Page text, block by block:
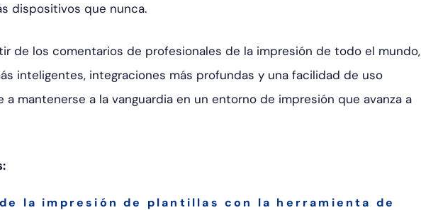
dispositivos que nunca.
de los comentarios de profesionales de la impresión de todo el mundo,
inteligentes, integraciones más profundas y una facilidad de uso
a mantenerse a la vanguardia en un entorno de impresión que avanza a
la impresión de plantillas con la herramienta de